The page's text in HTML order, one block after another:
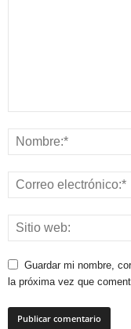
Guardar mi nombre,
la próxima vez que